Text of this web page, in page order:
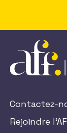
Contactez-
Rejoindre